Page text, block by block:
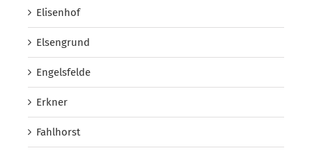
Elisenhof
Elsengrund
Engelsfelde
Erkner
Fahlhorst